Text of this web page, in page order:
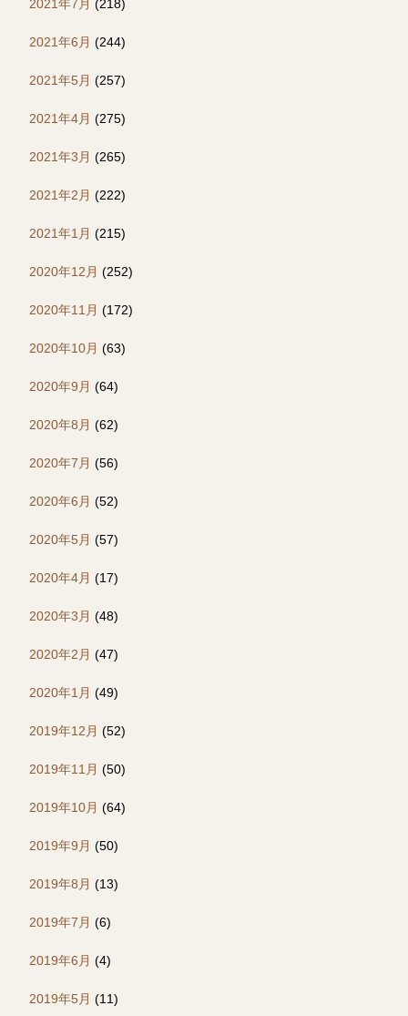
2021年7月 (218)
2021年6月 (244)
2021年5月 (257)
2021年4月 (275)
2021年3月 (265)
2021年2月 (222)
2021年1月 (215)
2020年12月 (252)
2020年11月 (172)
2020年10月 (63)
2020年9月 (64)
2020年8月 (62)
2020年7月 (56)
2020年6月 (52)
2020年5月 (57)
2020年4月 (17)
2020年3月 (48)
2020年2月 (47)
2020年1月 (49)
2019年12月 (52)
2019年11月 (50)
2019年10月 (64)
2019年9月 (50)
2019年8月 (13)
2019年7月 (6)
2019年6月 (4)
2019年5月 (11)